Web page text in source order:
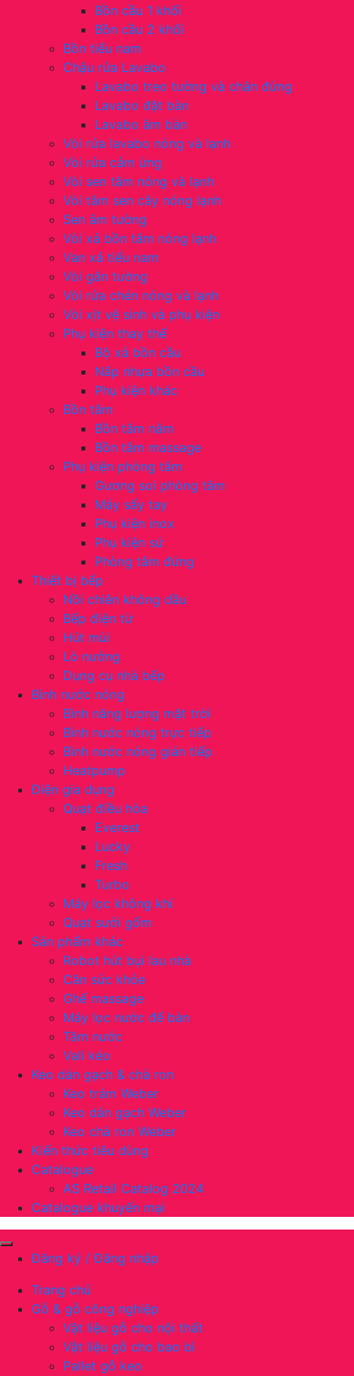
Bồn cầu 1 khối
Bồn cầu 2 khối
Bồn tiểu nam
Chậu rửa Lavabo
Lavabo treo tường và chân đứng
Lavabo đặt bàn
Lavabo âm bàn
Vòi rửa lavabo nóng và lạnh
Vòi rửa cảm ứng
Vòi sen tắm nóng và lạnh
Vòi tắm sen cây nóng lạnh
Sen âm tường
Vòi xả bồn tắm nóng lạnh
Van xả tiểu nam
Vòi gắn tường
Vòi rửa chén nóng và lạnh
Vòi xịt vệ sinh và phụ kiện
Phụ kiện thay thế
Bộ xả bồn cầu
Nắp nhựa bồn cầu
Phụ kiện khác
Bồn tắm
Bồn tắm nằm
Bồn tắm massage
Phụ kiện phòng tắm
Gương soi phòng tắm
Máy sấy tay
Phụ kiện inox
Phụ kiện sứ
Phòng tắm đứng
Thiết bị bếp
Nồi chiên không dầu
Bếp điện từ
Hút mùi
Lò nướng
Dụng cụ nhà bếp
Bình nước nóng
Bình năng lượng mặt trời
Bình nước nóng trực tiếp
Bình nước nóng gián tiếp
Heatpump
Điện gia dụng
Quạt điều hòa
Everest
Lucky
Fresh
Turbo
Máy lọc không khí
Quạt sưởi gốm
Sản phẩm khác
Robot hút bụi lau nhà
Cân sức khỏe
Ghế massage
Máy lọc nước để bàn
Tăm nước
Vali kéo
Keo dán gạch & chà ron
Keo trám Weber
Keo dán gạch Weber
Keo chà ron Weber
Kiến thức tiêu dùng
Catalogue
AS Retail Catalog 2024
Catalogue khuyến mại
Đăng ký / Đăng nhập
Trang chủ
Gỗ & gỗ công nghiệp
Vật liệu gỗ cho nội thất
Vật liệu gỗ cho bao bì
Pallet gỗ keo